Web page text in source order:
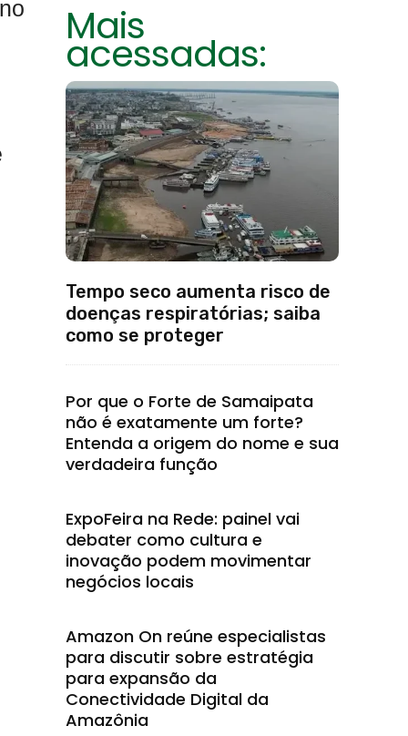
Mais
acessadas:
Tempo seco aumenta risco de
doenças respiratórias; saiba
como se proteger
Por que o Forte de Samaipata
não é exatamente um forte?
Entenda a origem do nome e sua
verdadeira função
ExpoFeira na Rede: painel vai
debater como cultura e
inovação podem movimentar
negócios locais
Amazon On reúne especialistas
para discutir sobre estratégia
para expansão da
Conectividade Digital da
Amazônia